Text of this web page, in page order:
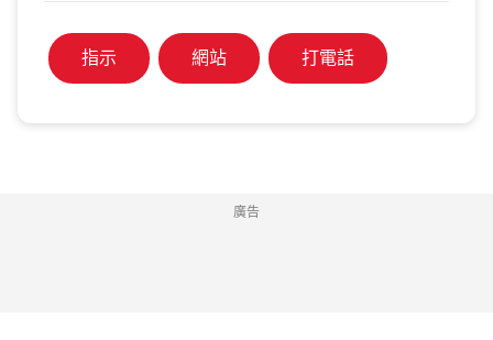
指示 網站 打電話
廣告